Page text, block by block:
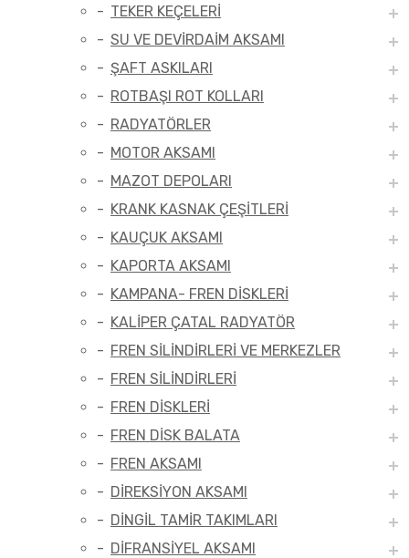
TEKER KEÇELERİ
SU VE DEVİRDAİM AKSAMI
ŞAFT ASKILARI
ROTBAŞI ROT KOLLARI
RADYATÖRLER
MOTOR AKSAMI
MAZOT DEPOLARI
KRANK KASNAK ÇEŞİTLERİ
KAUÇUK AKSAMI
KAPORTA AKSAMI
KAMPANA- FREN DİSKLERİ
KALİPER ÇATAL RADYATÖR
FREN SİLİNDİRLERİ VE MERKEZLER
FREN SİLİNDİRLERİ
FREN DİSKLERİ
FREN DİSK BALATA
FREN AKSAMI
DİREKSİYON AKSAMI
DİNGİL TAMİR TAKIMLARI
DİFRANSİYEL AKSAMI